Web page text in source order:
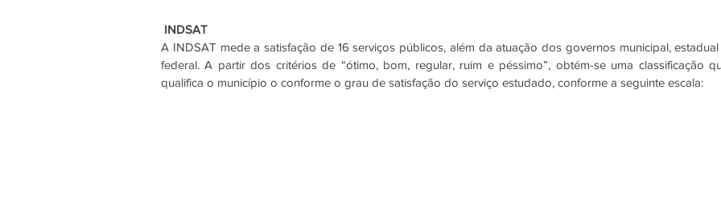
INDSAT
A INDSAT mede a satisfação de 16 serviços públicos, além da atuação dos governos municipal,
federal. A partir dos critérios de “ótimo, bom, regular, ruim e péssimo”, obtém-se uma classificação
qualifica o município o conforme o grau de satisfação do serviço estudado, conforme a seguinte escala: